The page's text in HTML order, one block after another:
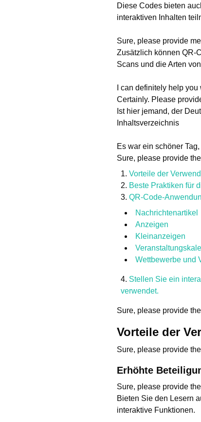
Diese Codes bieten
interaktiven Inhalten
Sure, please provide
Zusätzlich können QR-
Scans und die Arten
I can definitely help
Certainly. Please
Ist hier jemand, der
Inhaltsverzeichnis
Es war ein schöner
Sure, please provide
Vorteile der
Beste Praktiken für
QR-Code-
Nachrichtenartikel
Anzeigen
Kleinanzeigen
Wettbewerbe und
Stellen Sie ein
verwendet.
Sure, please provide
Vorteile der
Sure, please provide
Erhöhte
Sure, please provide
Bieten Sie den Lesern
interaktive Funktionen.